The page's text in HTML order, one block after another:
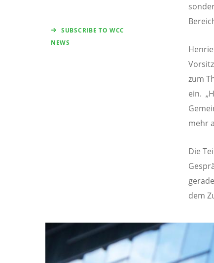
SUBSCRIBE TO WCC
NEWS
zum
ein.
mehr
Die
dem
Image